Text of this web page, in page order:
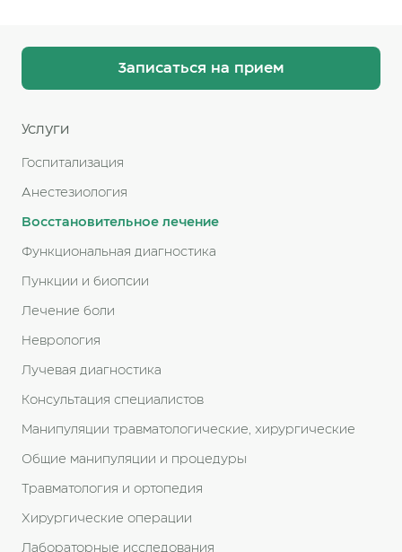
Услуги
Госпитализация
Анестезиология
Восстановительное лечение
Функциональная диагностика
Пункции и биопсии
Лечение боли
Неврология
Лучевая диагностика
Консультация специалистов
Манипуляции травматологические, хирургические
Общие манипуляции и процедуры
Травматология и ортопедия
Хирургические операции
Лабораторные исследования
Записаться на прием